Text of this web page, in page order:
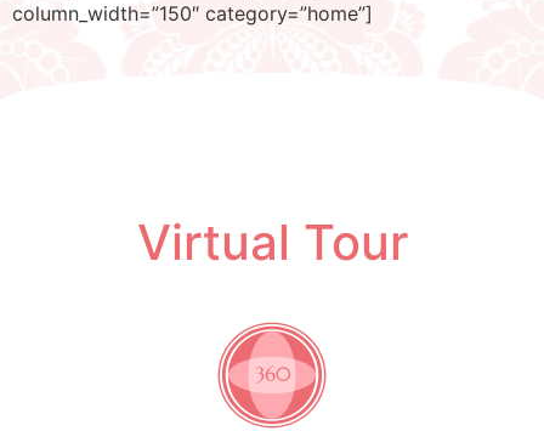
column_width=”150″ category=”home”]
Virtual Tour